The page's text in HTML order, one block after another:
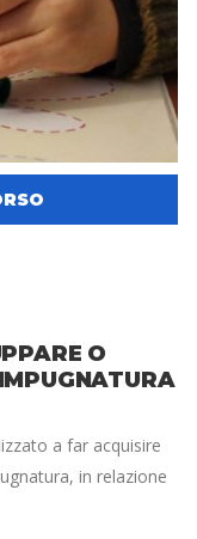
O
a far acquisire
in relazione